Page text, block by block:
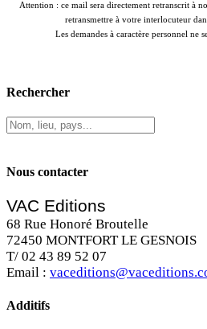
Attention : ce mail sera directement retranscrit à
retransmettre à votre interlocuteur
Les demandes à caractère personnel ne
Rechercher
Nous contacter
VAC Editions
68 Rue Honoré Broutelle
72450 MONTFORT LE GESNOIS
T/ 02 43 89 52 07
Email :
Additifs